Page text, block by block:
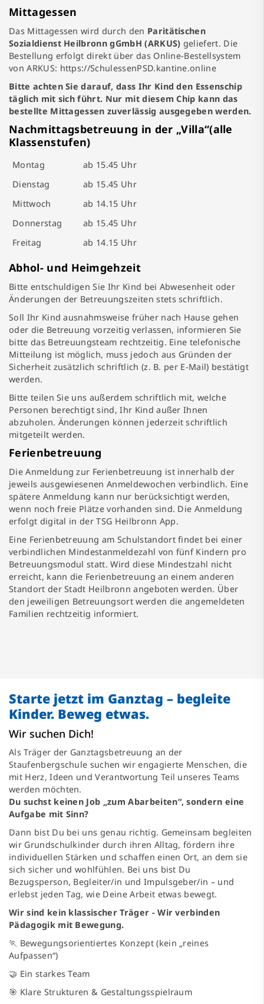
Mittagessen
Das Mittagessen wird durch den Paritätischen
Sozialdienst Heilbronn gGmbH (ARKUS) geliefert. Die
Bestellung erfolgt direkt über das Online-Bestellsystem
von ARKUS: https://SchulessenPSD.kantine.online
Bitte achten Sie darauf, dass Ihr Kind den Essenschip
täglich mit sich führt. Nur mit diesem Chip kann das
bestellte Mittagessen zuverlässig ausgegeben werden.
Nachmittagsbetreuung in der „Villa“(alle
Klassenstufen)
Montag
ab 15.45 Uhr
Dienstag
ab 15.45 Uhr
Mittwoch
ab 14.15 Uhr
Donnerstag
ab 15.45 Uhr
Freitag
ab 14.15 Uhr
Abhol- und Heimgehzeit
Bitte entschuldigen Sie Ihr Kind bei Abwesenheit oder
Änderungen der Betreuungszeiten stets schriftlich.
Soll Ihr Kind ausnahmsweise früher nach Hause gehen
oder die Betreuung vorzeitig verlassen, informieren Sie
bitte das Betreuungsteam rechtzeitig. Eine telefonische
Mitteilung ist möglich, muss jedoch aus Gründen der
Sicherheit zusätzlich schriftlich (z. B. per E-Mail) bestätigt
werden.
Bitte teilen Sie uns außerdem schriftlich mit, welche
Personen berechtigt sind, Ihr Kind außer Ihnen
abzuholen. Änderungen können jederzeit schriftlich
mitgeteilt werden.
Ferienbetreuung
Die Anmeldung zur Ferienbetreuung ist innerhalb der
jeweils ausgewiesenen Anmeldewochen verbindlich. Eine
spätere Anmeldung kann nur berücksichtigt werden,
wenn noch freie Plätze vorhanden sind. Die Anmeldung
erfolgt digital in der TSG Heilbronn App.
Eine Ferienbetreuung am Schulstandort findet bei einer
verbindlichen Mindestanmeldezahl von fünf Kindern pro
Betreuungsmodul statt. Wird diese Mindestzahl nicht
erreicht, kann die Ferienbetreuung an einem anderen
Standort der Stadt Heilbronn angeboten werden. Über
den jeweiligen Betreuungsort werden die angemeldeten
Familien rechtzeitig informiert.
Starte jetzt im Ganztag – begleite
Kinder. Beweg etwas.
Wir suchen Dich!
Als Träger der Ganztagsbetreuung an der
Staufenbergschule suchen wir engagierte Menschen, die
mit Herz, Ideen und Verantwortung Teil unseres Teams
werden möchten.
Du suchst keinen Job „zum Abarbeiten“, sondern eine
Aufgabe mit Sinn?
Dann bist Du bei uns genau richtig. Gemeinsam begleiten
wir Grundschulkinder durch ihren Alltag, fördern ihre
individuellen Stärken und schaffen einen Ort, an dem sie
sich sicher und wohlfühlen. Bei uns bist Du
Bezugsperson, Begleiter/in und Impulsgeber/in – und
erlebst jeden Tag, wie Deine Arbeit etwas bewegt.
Wir sind kein klassischer Träger - Wir verbinden
Pädagogik mit Bewegung.
🏃 Bewegungsorientiertes Konzept (kein „reines
Aufpassen“)
🤝 Ein starkes Team
🎯 Klare Strukturen & Gestaltungsspielraum